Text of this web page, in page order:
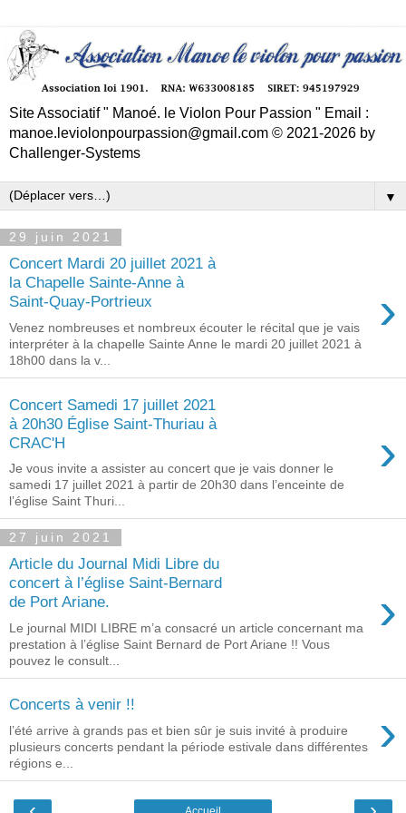
Site Associatif " Manoé. le Violon Pour Passion " Email :
manoe.leviolonpourpassion@gmail.com © 2021-2026 by
Challenger-Systems
▼
29 juin 2021
Concert Mardi 20 juillet 2021 à
la Chapelle Sainte-Anne à
Saint-Quay-Portrieux
›
Venez nombreuses et nombreux écouter le récital que je vais
interpréter à la chapelle Sainte Anne le mardi 20 juillet 2021 à
18h00 dans la v...
Concert Samedi 17 juillet 2021
à 20h30 Église Saint-Thuriau à
CRAC'H
›
Je vous invite a assister au concert que je vais donner le
samedi 17 juillet 2021 à partir de 20h30 dans l’enceinte de
l’église Saint Thuri...
27 juin 2021
Article du Journal Midi Libre du
concert à l’église Saint-Bernard
de Port Ariane.
›
Le journal MIDI LIBRE m’a consacré un article concernant ma
prestation à l’église Saint Bernard de Port Ariane !! Vous
pouvez le consult...
Concerts à venir !! ›
l’été arrive à grands pas et bien sûr je suis invité à produire
plusieurs concerts pendant la période estivale dans différentes
régions e...